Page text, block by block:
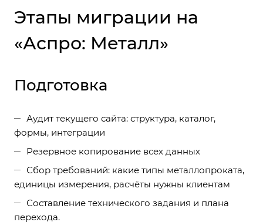
Этапы миграции на
«Аспро: Металл»
Подготовка
Аудит текущего сайта: структура, каталог,
формы, интеграции
Резервное копирование всех данных
Сбор требований: какие типы металлопроката,
единицы измерения, расчёты нужны клиентам
Составление технического задания и плана
перехода.